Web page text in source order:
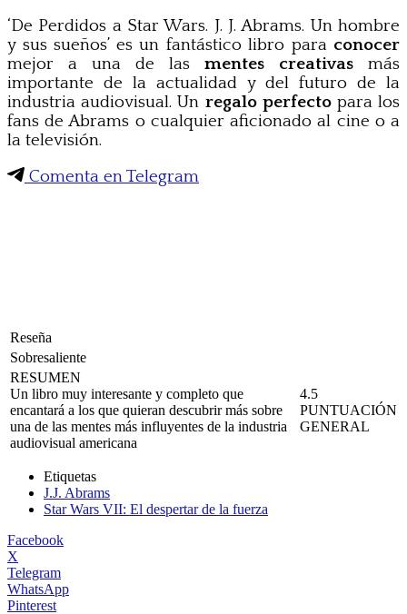
‘De Perdidos a Star Wars. J. J. Abrams. Un hombre
y sus sueños’ es un fantástico libro para conocer
mejor a una de las mentes creativas más
importante de la actualidad y del futuro de la
industria audiovisual. Un regalo perfectopara los
fans de Abrams o cualquier aficionado al cine o a
la televisión.
Comenta en Telegram
Reseña
Sobresaliente
RESUMEN
Un libro muy interesante y completo que
encantará a los que quieran descubrir más sobre
una de las mentes más influyentes de la industria
audiovisual americana
4.5
PUNTUACIÓN
GENERAL
Etiquetas
J.J. Abrams
Star Wars VII: El despertar de la fuerza
Facebook
X
Telegram
WhatsApp
Pinterest